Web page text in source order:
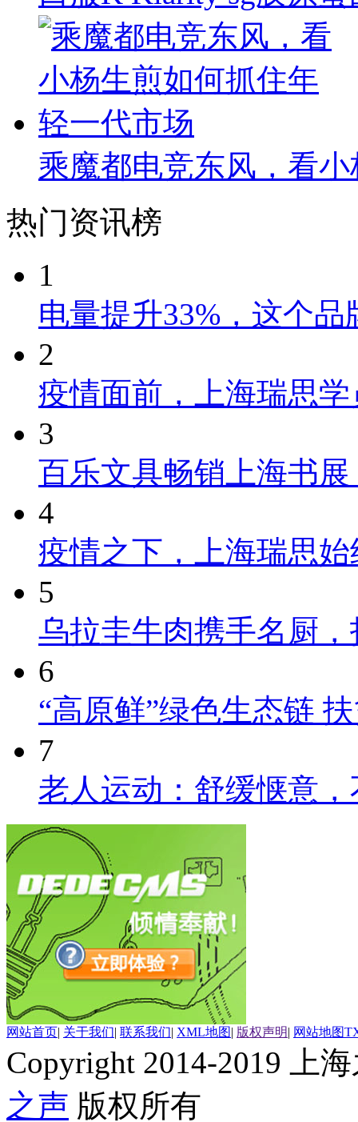
乘魔都电竞东风，看
热门资讯榜
1
电量提升33%，这个
2
疫情面前，上海瑞思
3
百乐文具畅销上海书
4
疫情之下，上海瑞思
5
乌拉圭牛肉携手名厨
6
“高原鲜”绿色生态链
7
老人运动：舒缓惬意
网站首页 关于我们 联系我们 XML地图 版权声明 网站地图
Copyright 2014-2019 上
之声 版权所有